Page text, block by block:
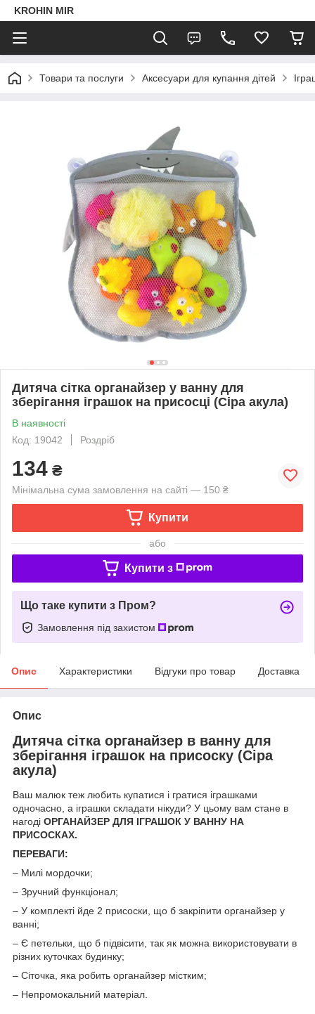
KROHIN MIR
Товари та послуги Аксесуари для купання дітей
Дитяча сітка органайзер у ванну для
зберігання іграшок на присосці (Сіра акула)
В наявності
Код: 19042
Роздріб
134 ₴
Мінімальна сума замовлення на сайті — 150 ₴
Купити
або
Купити з
Що таке купити з Пром?
Замовлення під захистом
Опис Характеристики Відгуки про товар Доставка
Опис
Дитяча сітка органайзер в ванну для
зберігання іграшок на присоску (Сіра
акула)
Ваш малюк теж любить купатися і гратися іграшками
одночасно, а іграшки складати нікуди? У цьому вам стане в
нагоді ОРГАНАЙЗЕР ДЛЯ ІГРАШОК У ВАННУ НА
ПРИСОСКАХ.
ПЕРЕВАГИ:
– Милі мордочки;
– Зручний функціонал;
– У комплекті йде 2 присоски, що б закріпити органайзер у
ванні;
– Є петельки, що б підвісити, так як можна використовувати в
різних куточках будинку;
– Сіточка, яка робить органайзер містким;
– Непромокальний матеріал.